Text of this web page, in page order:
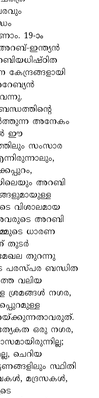
19-ാം
അറബ്-ഇന്ത്യൻ
അനേകം
ഈ
സംസാര
അറബി
വിശാലമായ
അറബി
ധാരണ
തുടർ
തുറന്നു
ബന്ധിത
വലിയ
ശ്രമങ്ങൾ നഗര,
ഒരു നഗര,
ചെറിയ
സ്ഥിതി
മദ്രസകൾ,